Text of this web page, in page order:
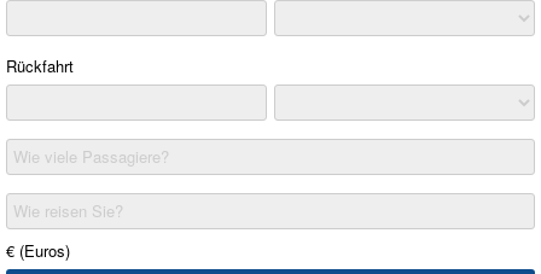
Rückfahrt
Wie viele Passagiere?
Wie reisen Sie?
€ (Euros)